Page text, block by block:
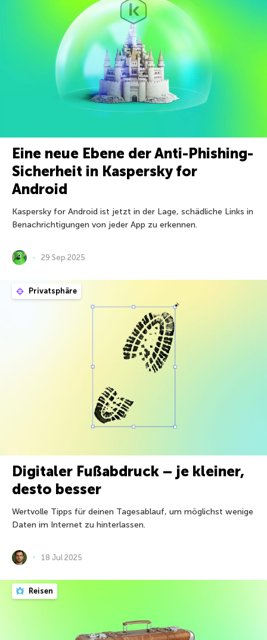
Eine neue Ebene der Anti-Phishing-
Sicherheit in Kaspersky for
Android
Kaspersky for Android ist jetzt in der Lage, schädliche Links in
Benachrichtigungen von jeder App zu erkennen.
29 Sep 2025
Privatsphäre
Digitaler Fußabdruck – je kleiner,
desto besser
Wertvolle Tipps für deinen Tagesablauf, um möglichst wenige
Daten im Internet zu hinterlassen.
18 Jul 2025
Reisen